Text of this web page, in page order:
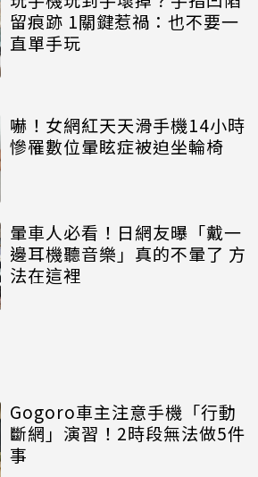
留痕跡 1關鍵惹禍：也不要一
直單手玩
嚇！女網紅天天滑手機14小時
慘罹數位暈眩症被迫坐輪椅
暈車人必看！日網友曝「戴一
邊耳機聽音樂」真的不暈了 方
法在這裡
Gogoro車主注意手機「行動
斷網」演習！2時段無法做5件
事